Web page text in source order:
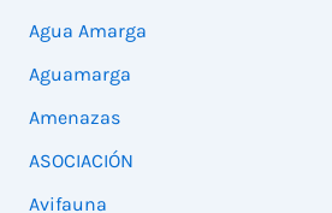
Agua Amarga
Aguamarga
Amenazas
ASOCIACIÓN
Avifauna